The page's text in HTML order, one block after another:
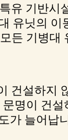
유 기반시
유닛의 이
모든 기병대
건설하지
문명이 건
가 늘어납